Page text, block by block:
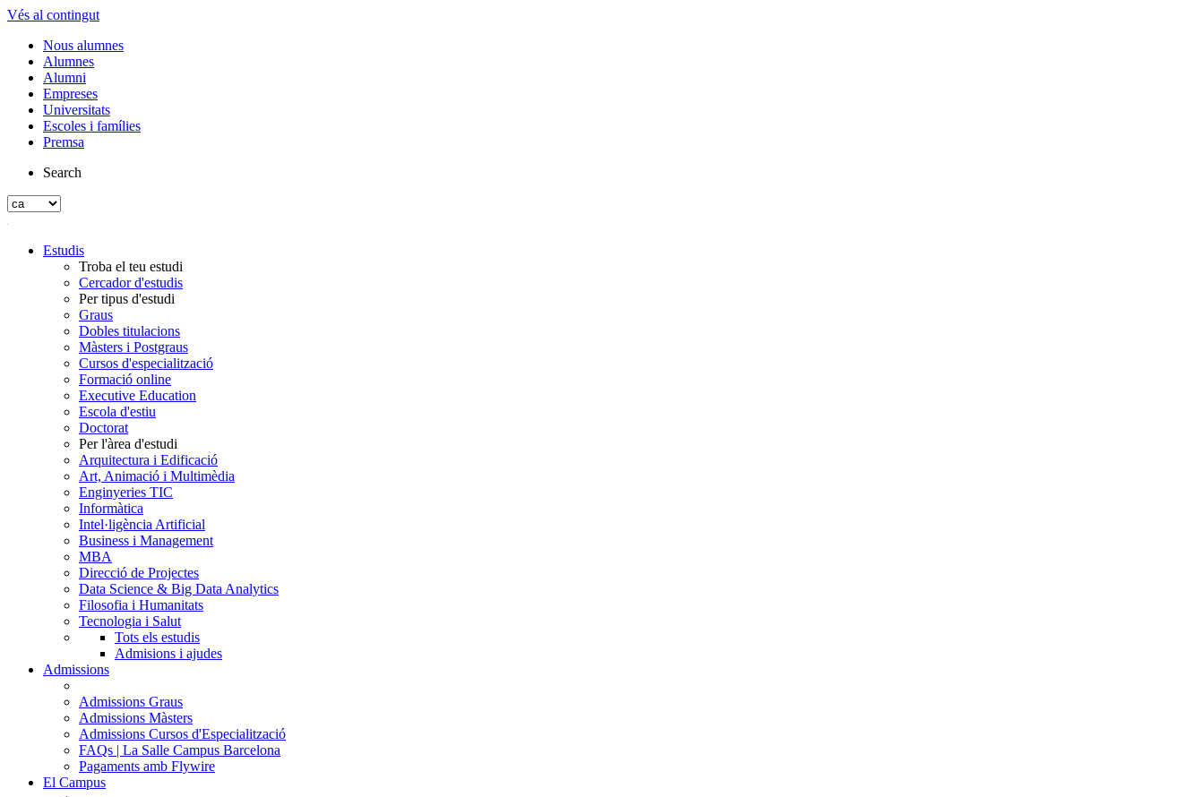
Vés al contingut
Nous alumnes
Alumnes
Alumni
Empreses
Universitats
Escoles i famílies
Premsa
Search
Estudis
Troba el teu estudi
Cercador d'estudis
Per tipus d'estudi
Graus
Dobles titulacions
Màsters i Postgraus
Cursos d'especialització
Formació online
Executive Education
Escola d'estiu
Doctorat
Per l'àrea d'estudi
Arquitectura i Edificació
Art, Animació i Multimèdia
Enginyeries TIC
Informàtica
Intel·ligència Artificial
Business i Management
MBA
Direcció de Projectes
Data Science & Big Data Analytics
Filosofia i Humanitats
Tecnologia i Salut
Tots els estudis
Admisions i ajudes
Admissions
Admissions Graus
Admissions Màsters
Admissions Cursos d'Especialització
FAQs | La Salle Campus Barcelona
Pagaments amb Flywire
El Campus